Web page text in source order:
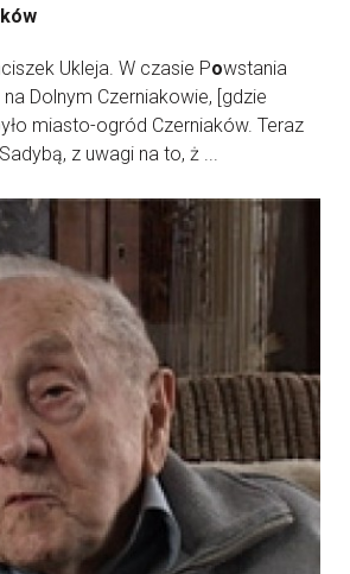
Ukleja. W czasie Powstania
Dolnym Czerniakowie, [gdzie
miasto-ogród Czerniaków. Teraz
z uwagi na to, ż ...